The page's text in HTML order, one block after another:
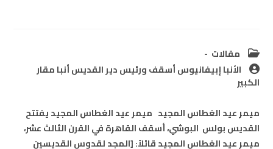
Post
category:
مقالات
Post
author:
الأنبا إبيفانيوس أسقف ورئيس دير القديس أنبا مقار
الكبير
ميمر عيد الغطاس المجيد ميمر عيد الغطاس المجيد يفتتح
القديس بولس البوشي، أسقف القاهرة في القرن الثالث عشر،
ميمر عيد الغطاس المجيد قائلاً: [المجد لقدوس القديسين